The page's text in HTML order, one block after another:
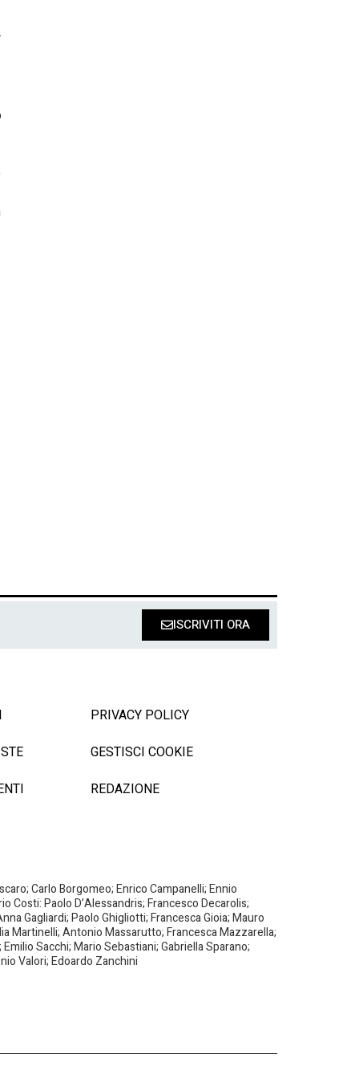
ISCRIVITI ORA
PRIVACY POLICY
GESTISCI COOKIE
REDAZIONE
Carlo Borgomeo; Enrico Campanelli; Ennio
Costi: Paolo D’Alessandris; Francesco Decarolis;
Gagliardi; Paolo Ghigliotti; Francesca Gioia; Mauro
Martinelli; Antonio Massarutto; Francesca Mazzarella;
Sacchi; Mario Sebastiani; Gabriella Sparano;
Valori; Edoardo Zanchini